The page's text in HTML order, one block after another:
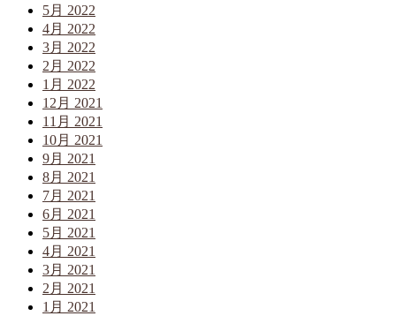
5月 2022
4月 2022
3月 2022
2月 2022
1月 2022
12月 2021
11月 2021
10月 2021
9月 2021
8月 2021
7月 2021
6月 2021
5月 2021
4月 2021
3月 2021
2月 2021
1月 2021